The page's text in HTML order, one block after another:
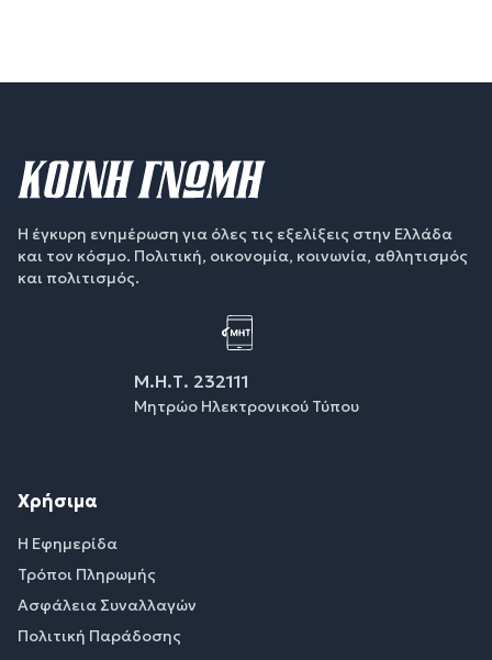
Η έγκυρη ενημέρωση για όλες τις εξελίξεις στην Ελλάδα
και τον κόσμο. Πολιτική, οικονομία, κοινωνία, αθλητισμός
και πολιτισμός.
Μ.Η.Τ. 232111
Μητρώο Ηλεκτρονικού Τύπου
Χρήσιμα
Η Εφημερίδα
Τρόποι Πληρωμής
Ασφάλεια Συναλλαγών
Πολιτική Παράδοσης